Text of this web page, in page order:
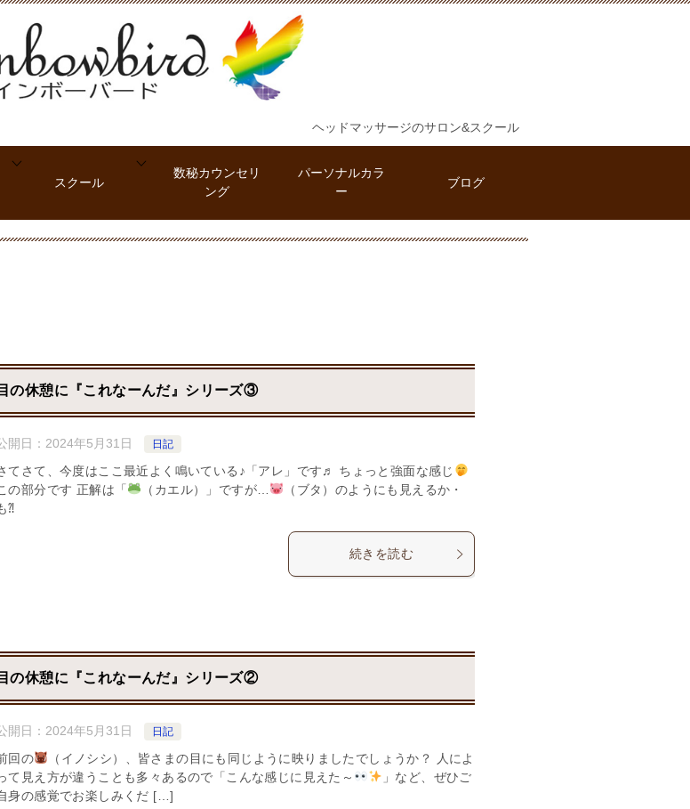
ヘッドマッサージのサロン&スクール
スクール
数秘カウンセリ
ング
パーソナルカラ
ー
ブログ
目の休憩に『これなーんだ』シリーズ③
開日： 2024年5月31日 日記
てさて、今度はここ最近よく鳴いている♪「アレ」です♬ ちょっと強面な感じ
の部分です 正解は「
（カエル）」ですが…
（ブタ）のようにも見えるか・
⁈
続きを読む
目の休憩に『これなーんだ』シリーズ②
開日： 2024年5月31日 日記
回の
（イノシシ）、皆さまの目にも同じように映りましたでしょうか？ 人によ
て見え方が違うことも多々あるので「こんな感じに見えた～
」など、ぜひご
身の感覚でお楽しみくだ […]